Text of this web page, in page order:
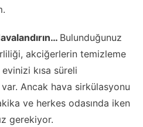
Bulunduğunuz
akciğerlerin temizleme
kısa süreli
var. Ancak hava sirkülasyonu
ve herkes odasında iken
gerekiyor.